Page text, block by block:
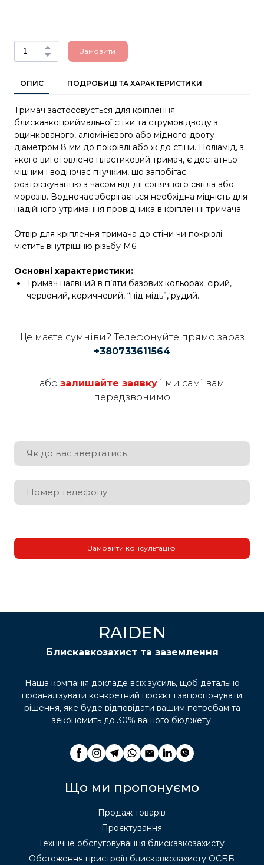
Замовити
ОПИС ПОДРОБИЦІ ТА ХАРАКТЕРИСТИКИ
Тримач застосовується для кріплення
блискавкоприймальної сітки та струмовідводу з
оцинкованого, алюмінієвого або мідного дроту
діаметром 8 мм до покрівлі або ж до стіни. Поліамід, з
якого виготовлено пластиковий тримач, є достатньо
міцним і водночас гнучким, що запобігає
розтріскуванню з часом від дії сонячного світла або
морозів. Водночас зберігається необхідна міцність для
надійного утримання провідника в кріпленні тримача.
Отвір для кріплення тримача до стіни чи покрівлі
містить внутрішню різьбу М6.
Основні характеристики:
Тримач наявний в п’яти базових кольорах: сірий,
червоний, коричневий, “під мідь”, рудий.
Ще маєте сумніви? Телефонуйте прямо зараз!
+380733611564
або залишайте заявку і ми самі вам
передзвонимо
Замовити консультацію
RAIDEN
Блискавкозахист та заземлення
Наша компанія докладе всіх зусиль, щоб детально
проаналізувати конкретний проєкт і запропонувати
рішення, яке буде відповідати вашим потребам та
зекономить до 30% вашого бюджету.
Що ми пропонуємо
Продаж товарів
Проєктування
Технічне обслуговування блискавкозахисту
Обстеження пристроїв блискавкозахисту ОСББ